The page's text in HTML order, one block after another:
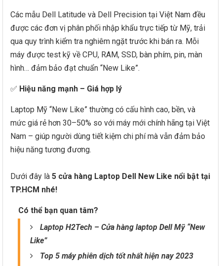
Các mẫu Dell Latitude và Dell Precision tại Việt Nam đều
được các đơn vị phân phối nhập khẩu trực tiếp từ Mỹ, trải
qua quy trình kiểm tra nghiêm ngặt trước khi bán ra. Mỗi
máy được test kỹ về CPU, RAM, SSD, bàn phím, pin, màn
hình… đảm bảo đạt chuẩn “New Like”.
✅ Hiệu năng mạnh – Giá hợp lý
Laptop Mỹ “New Like” thường có cấu hình cao, bền, và
mức giá rẻ hơn 30–50% so với máy mới chính hãng tại Việt
Nam – giúp người dùng tiết kiệm chi phí mà vẫn đảm bảo
hiệu năng tương đương.
Dưới đây là 5 cửa hàng Laptop Dell New Like nổi bật tại
TP.HCM nhé!
Có thể bạn quan tâm?
Laptop H2Tech – Cửa hàng laptop Dell Mỹ “New
Like”
Top 5 máy phiên dịch tốt nhất hiện nay 2023